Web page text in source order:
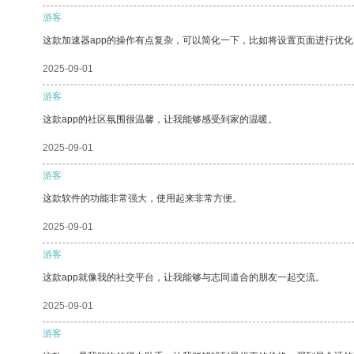
游客
这款加速器app的操作有点复杂，可以简化一下，比如将设置页面进行优
2025-09-01
游客
这款app的社区氛围很温馨，让我能够感受到家的温暖。
2025-09-01
游客
这款软件的功能非常强大，使用起来非常方便。
2025-09-01
游客
这款app就像我的社交平台，让我能够与志同道合的朋友一起交流。
2025-09-01
游客